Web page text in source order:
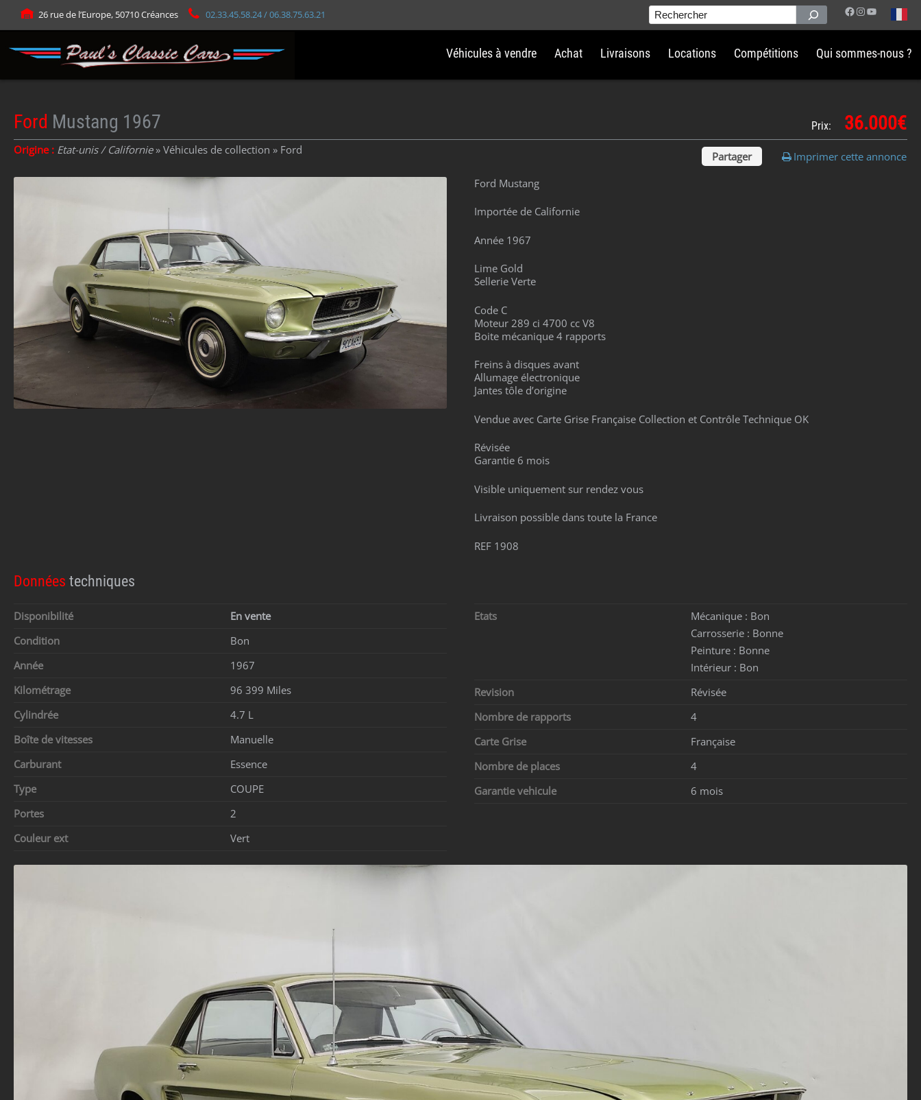
26 rue de l’Europe, 50710 Créances 02.33.45.58.24 / 06.38.75.63.21 Facebook
Instagram
YouTube
Rechercher
Véhicules à vendre Achat Livraisons Locations Compétitions Qui sommes-nous ?
Ford Mustang 1967 Prix: 36.000€
Origine : Etat-unis / Californie» Véhicules de collection » Ford Partager
Imprimer cette annonce
Ford Mustang
Importée de Californie
Année 1967
Lime Gold
Sellerie Verte
Code C
Moteur 289 ci 4700 cc V8
Boite mécanique 4 rapports
Freins à disques avant
Allumage électronique
Jantes tôle d’origine
Vendue avec Carte Grise Française Collection et Contrôle Technique OK
Révisée
Garantie 6 mois
Visible uniquement sur rendez vous
Livraison possible dans toute la France
REF 1908
Données techniques
Disponibilité
En vente
Condition
Bon
Année
1967
Kilométrage
96 399 Miles
Cylindrée
4.7 L
Boîte de vitesses
Manuelle
Carburant
Essence
Type
COUPE
Portes
2
Couleur ext
Vert
Etats Mécanique : Bon
Carrosserie : Bonne
Peinture : Bonne
Intérieur : Bon
Revision
Révisée
Nombre de rapports
4
Carte Grise
Française
Nombre de places
4
Garantie vehicule
6 mois
Panneau de gestion des cookies